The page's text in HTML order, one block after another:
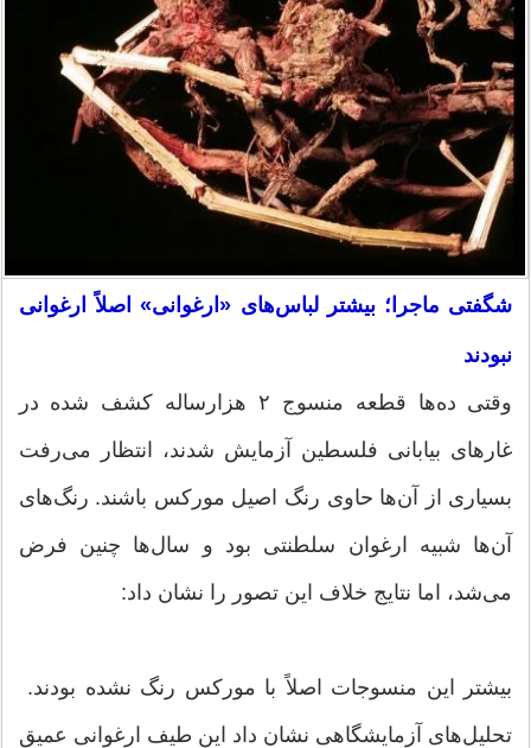
شگفتی ماجرا؛ بیشتر لباس‌های «ارغوانی» اصلاً ارغوانی
نبودند
وقتی ده‌ها قطعه منسوج ۲ هزارساله کشف شده در
غارهای بیابانی فلسطین آزمایش شدند، انتظار می‌رفت
بسیاری از آن‌ها حاوی رنگ اصیل مورکس باشند. رنگ‌های
آن‌ها شبیه ارغوان سلطنتی بود و سال‌ها چنین فرض
می‌شد، اما نتایج خلاف این تصور را نشان داد:
بیشتر این منسوجات اصلاً با مورکس رنگ نشده بودند.
تحلیل‌های آزمایشگاهی نشان داد این طیف ارغوانی عمیق